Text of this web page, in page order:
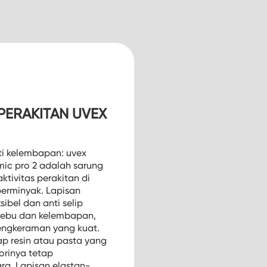
UVEX
kelembapan: uvex
pro 2 adalah sarung
perakitan di
Lapisan
dan anti selip
dan kelembapan,
yang kuat.
resin atau pasta yang
tetap